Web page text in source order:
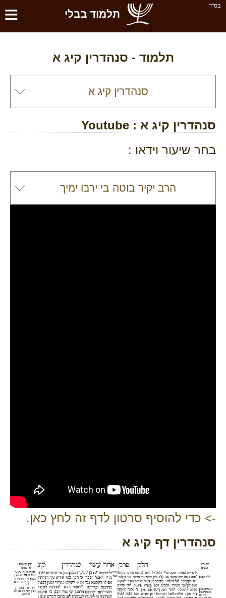
בס''ד ≡ תלמוד בבלי
תלמוד - סנהדרין קיג א
סנהדרין קיג א : Youtube
בחר שיעור וידאו :
-> כדי להוסיף סרטון לדף זה לחץ כאן.
סנהדרין דף קיג א